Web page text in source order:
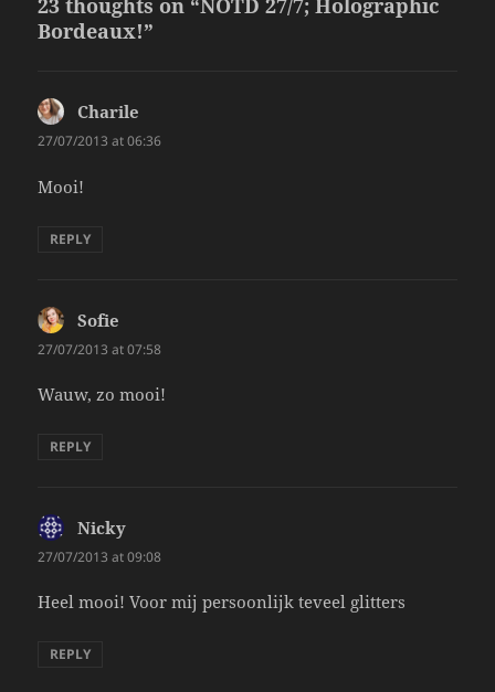
23 thoughts on “NOTD 27/7; Holographic
Bordeaux!”
Charile
27/07/2013 at 06:36
Mooi!
REPLY
Sofie
27/07/2013 at 07:58
Wauw, zo mooi!
REPLY
Nicky
27/07/2013 at 09:08
Heel mooi! Voor mij persoonlijk teveel glitters
REPLY